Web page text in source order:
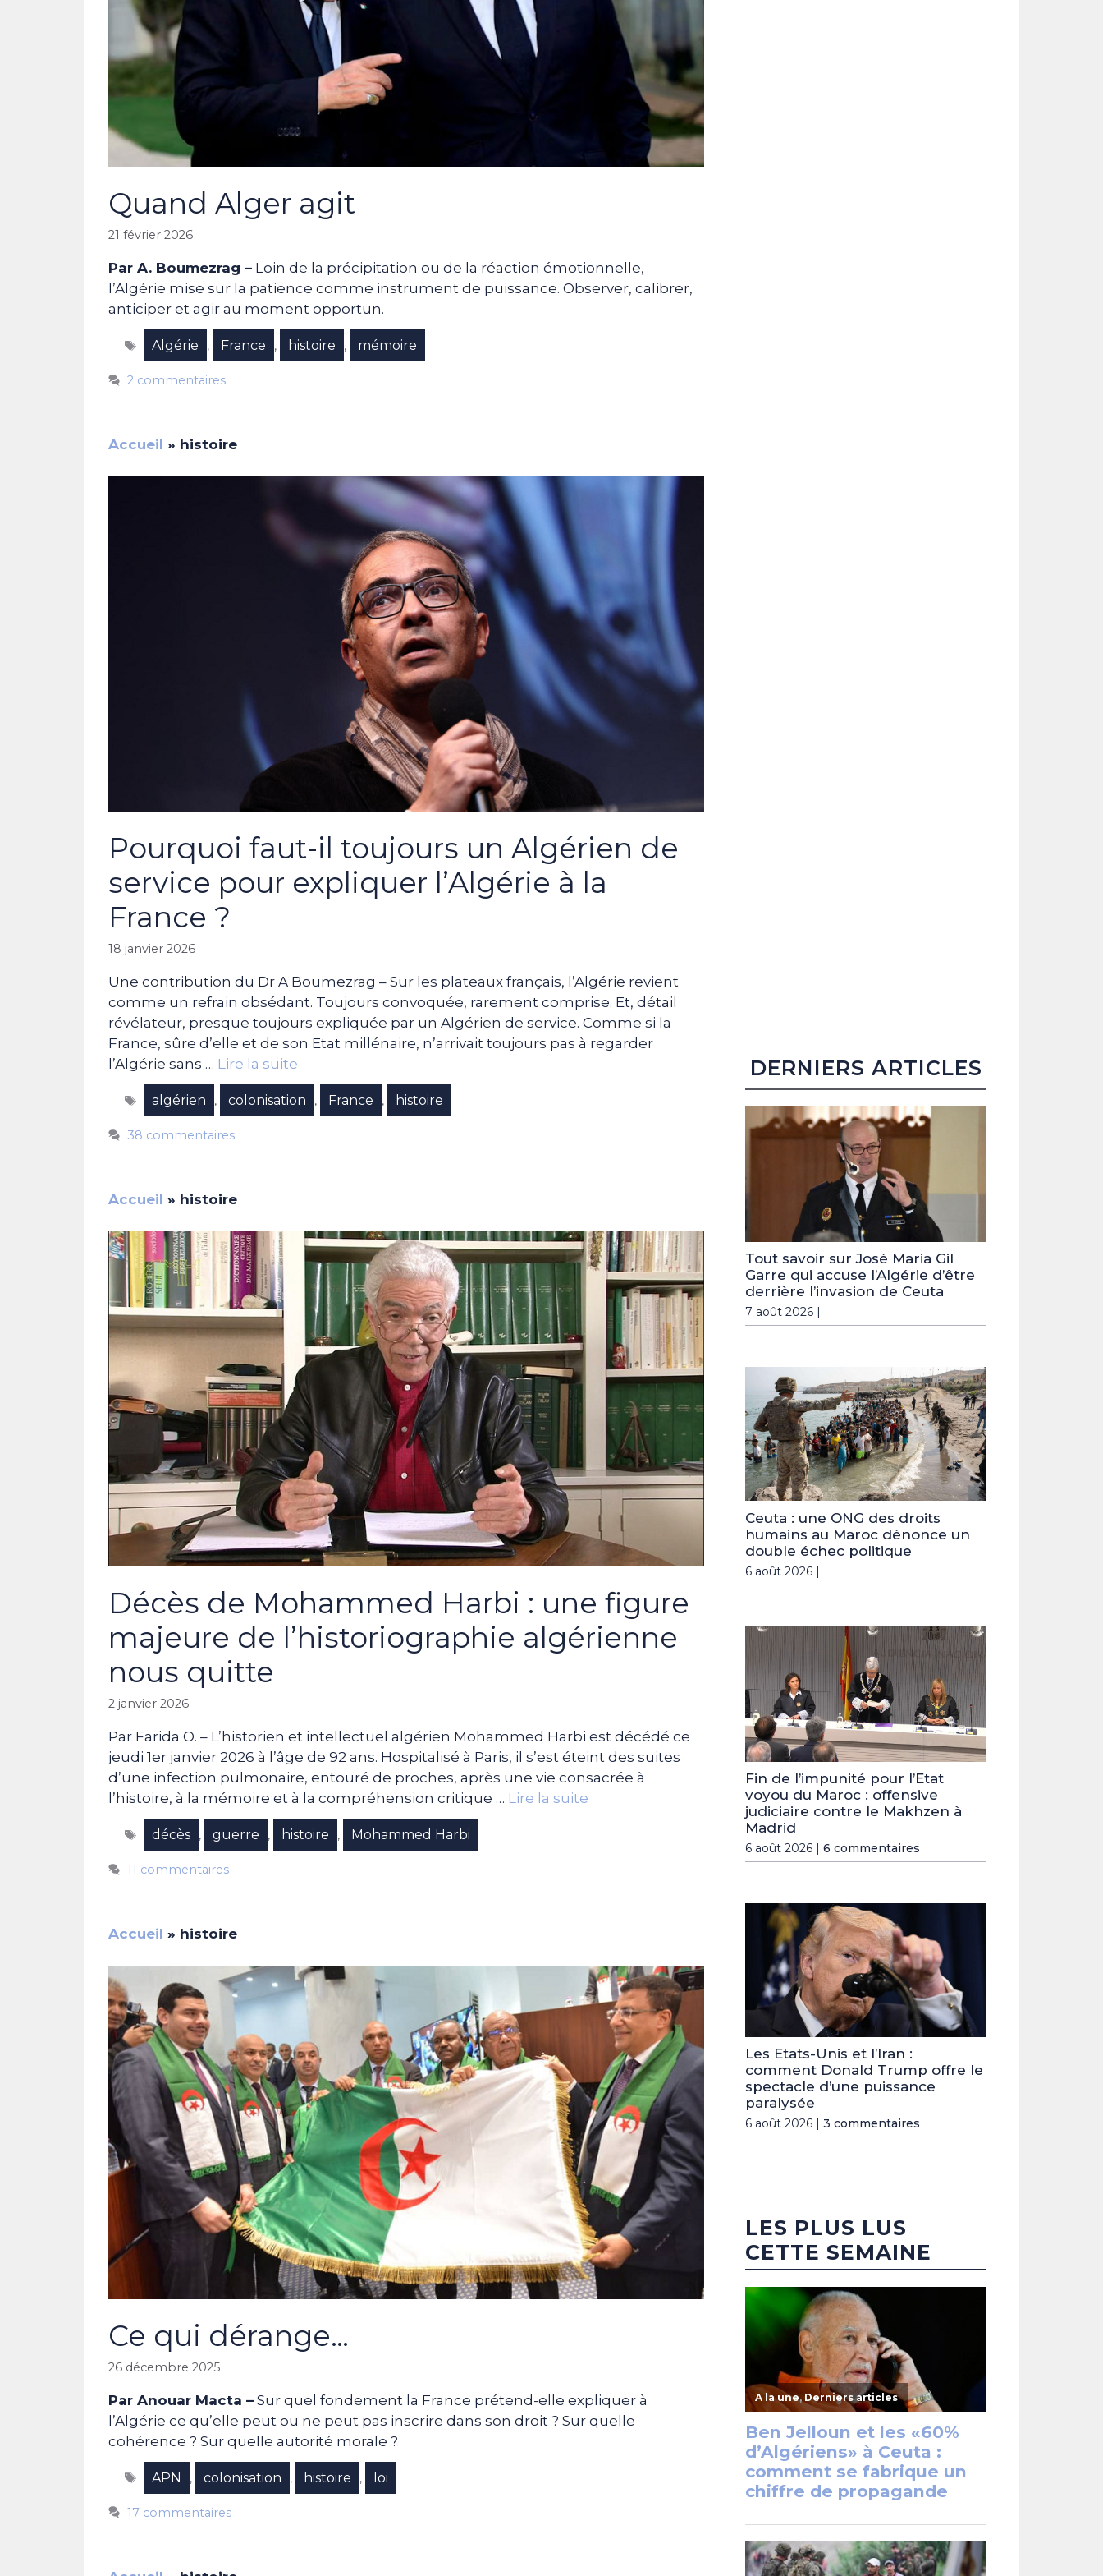
Quand Alger agit
21 février 2026
Par A. Boumezrag – Loin de la précipitation ou de la réaction émotionnelle,
l’Algérie mise sur la patience comme instrument de puissance. Observer, calibrer,
anticiper et agir au moment opportun.
Étiquettes
Algérie , France , histoire , mémoire
2 commentaires
Accueil » histoire
Pourquoi faut-il toujours un Algérien de
service pour expliquer l’Algérie à la
France ?
18 janvier 2026
Une contribution du Dr A Boumezrag – Sur les plateaux français, l’Algérie revient
comme un refrain obsédant. Toujours convoquée, rarement comprise. Et, détail
révélateur, presque toujours expliquée par un Algérien de service. Comme si la
France, sûre d’elle et de son Etat millénaire, n’arrivait toujours pas à regarder
l’Algérie sans … Lire la suite
Étiquettes
algérien , colonisation , France , histoire
38 commentaires
Accueil » histoire
Décès de Mohammed Harbi : une figure
majeure de l’historiographie algérienne
nous quitte
2 janvier 2026
Par Farida O. – L’historien et intellectuel algérien Mohammed Harbi est décédé ce
jeudi 1er janvier 2026 à l’âge de 92 ans. Hospitalisé à Paris, il s’est éteint des suites
d’une infection pulmonaire, entouré de proches, après une vie consacrée à
l’histoire, à la mémoire et à la compréhension critique … Lire la suite
Étiquettes
décès , guerre , histoire , Mohammed Harbi
11 commentaires
Accueil » histoire
Ce qui dérange…
26 décembre 2025
Par Anouar Macta – Sur quel fondement la France prétend-elle expliquer à
l’Algérie ce qu’elle peut ou ne peut pas inscrire dans son droit ? Sur quelle
cohérence ? Sur quelle autorité morale ?
Étiquettes
APN , colonisation , histoire , loi
17 commentaires
DERNIERS ARTICLES
Tout savoir sur José Maria Gil
Garre qui accuse l’Algérie d’être
derrière l’invasion de Ceuta
7 août 2026 |
Ceuta : une ONG des droits
humains au Maroc dénonce un
double échec politique
6 août 2026 |
Fin de l’impunité pour l’Etat
voyou du Maroc : offensive
judiciaire contre le Makhzen à
Madrid
6 août 2026 | 6 commentaires
Les Etats-Unis et l’Iran :
comment Donald Trump offre le
spectacle d’une puissance
paralysée
6 août 2026 | 3 commentaires
LES PLUS LUS
CETTE SEMAINE